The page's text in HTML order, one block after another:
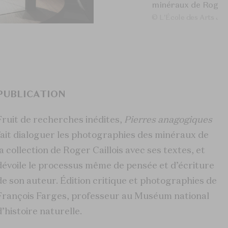
minéraux de
de recherches inédites, Pierres anagogiques
dialoguer les photographies des minéraux de
collection de Roger Caillois avec ses textes, et
le processus même de pensée et d’écriture
son auteur. Édition critique et photographies de
Farges, professeur au Muséum national
naturelle.